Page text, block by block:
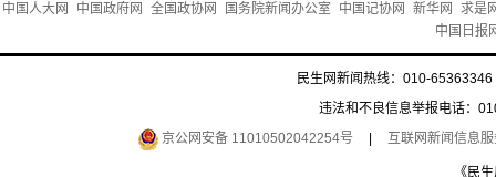
中国人大网 中国政府网 全国政协网 国务院新闻办公室 中国记协网 新华网
求是
中国日报
民生网新闻热线：010-
违法和不良信息举报电话：
京公网安备 11010502042254号
互联网新闻信息
《民